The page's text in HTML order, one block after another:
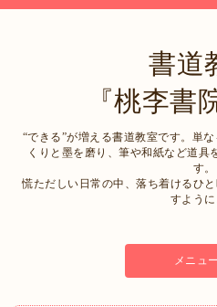
書道
『桃李書
“できる”が増える書道教室です。単
くりと墨を磨り、筆や和紙など道具
す。
慌ただしい日常の中、落ち着けるひ
すように
メニュー